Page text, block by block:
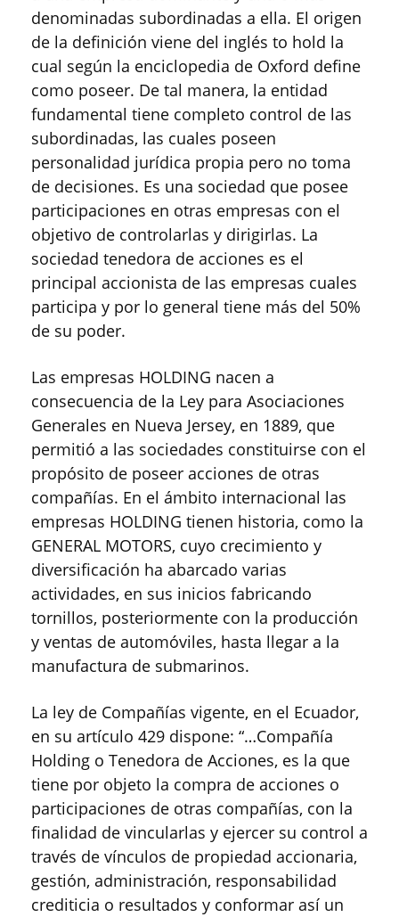
denominadas subordinadas a ella. El origen
de la definición viene del inglés to hold la
cual según la enciclopedia de Oxford define
como poseer. De tal manera, la entidad
fundamental tiene completo control de las
subordinadas, las cuales poseen
personalidad jurídica propia pero no toma
de decisiones. Es una sociedad que posee
participaciones en otras empresas con el
objetivo de controlarlas y dirigirlas. La
sociedad tenedora de acciones es el
principal accionista de las empresas cuales
participa y por lo general tiene más del 50%
de su poder.
Las empresas HOLDING nacen a
consecuencia de la Ley para Asociaciones
Generales en Nueva Jersey, en 1889, que
permitió a las sociedades constituirse con el
propósito de poseer acciones de otras
compañías. En el ámbito internacional las
empresas HOLDING tienen historia, como la
GENERAL MOTORS, cuyo crecimiento y
diversificación ha abarcado varias
actividades, en sus inicios fabricando
tornillos, posteriormente con la producción
y ventas de automóviles, hasta llegar a la
manufactura de submarinos.
La ley de Compañías vigente, en el Ecuador,
en su artículo 429 dispone: “…Compañía
Holding o Tenedora de Acciones, es la que
tiene por objeto la compra de acciones o
participaciones de otras compañías, con la
finalidad de vincularlas y ejercer su control a
través de vínculos de propiedad accionaria,
gestión, administración, responsabilidad
crediticia o resultados y conformar así un